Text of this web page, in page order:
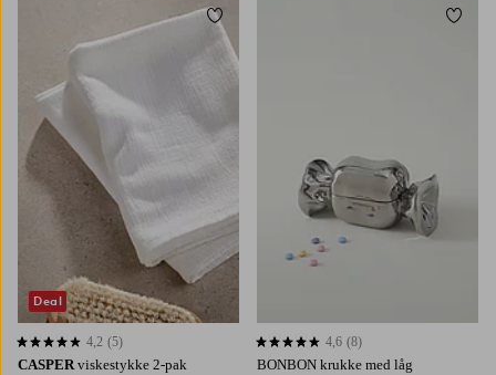
CASPER viskestykke 2-pak
4,2 baseret på 5 bedømmelser
4,2 (5)
Deal
Tilføj til favoritter
BONBON krukke med låg
4,6 baseret på 8 bedømmelser
4,6 (8)
Tilføj